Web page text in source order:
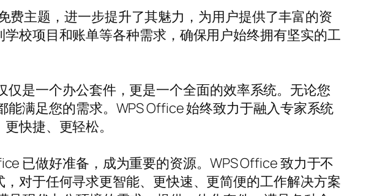
费主题，进一步提升了其魅力，为用户提供了丰富的资
校项目和账单等各种需求，确保用户始终拥有坚实的工
是一个办公套件，更是一个全面的效率系统。无论您
满足您的需求。WPS Office 始终致力于融入专家系统
快捷、更轻松。
已做好准备，成为重要的资源。WPS Office 致力于不
对于任何寻求更智能、更快速、更简便的工作解决方案